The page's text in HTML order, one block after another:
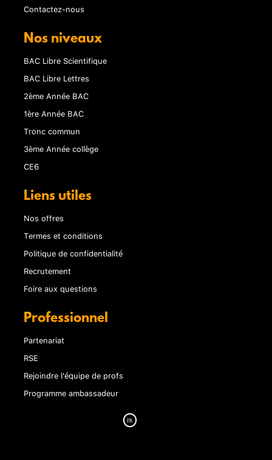
Contactez-nous
Nos niveaux
BAC Libre Scientifique
BAC Libre Lettres
2ème Année BAC
1ère Année BAC
Tronc commun
3ème Année collège
CE6
Liens utiles
Nos offres
Termes et conditions
Politique de confidentialité
Recrutement
Foire aux questions
Professionnel
Partenariat
RSE
Rejoindre l'équipe de profs
Programme ambassadeur